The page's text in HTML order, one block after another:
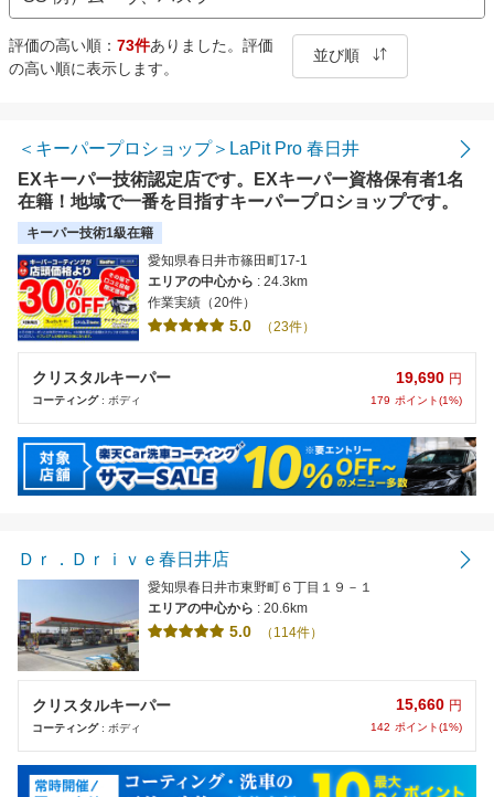
評価の高い順： 73件ありました。評価
の高い順に表示します。
並び順
金額の安い順
評価の高い順
＜キーパープロショップ＞LaPit Pro 春日井
EXキーパー技術認定店です。EXキーパー資格保有者1名
在籍！地域で一番を目指すキーパープロショップです。
キーパー技術1級在籍
愛知県春日井市篠田町17-1
エリアの中心から : 24.3km
作業実績（20件）
5.0 （23件）
クリスタルキーパー
コーティング: ボディ
19,690 円
179 ポイント(1%)
Ｄｒ．Ｄｒｉｖｅ春日井店
愛知県春日井市東野町６丁目１９－１
エリアの中心から : 20.6km
5.0 （114件）
クリスタルキーパー
コーティング: ボディ
15,660 円
142 ポイント(1%)